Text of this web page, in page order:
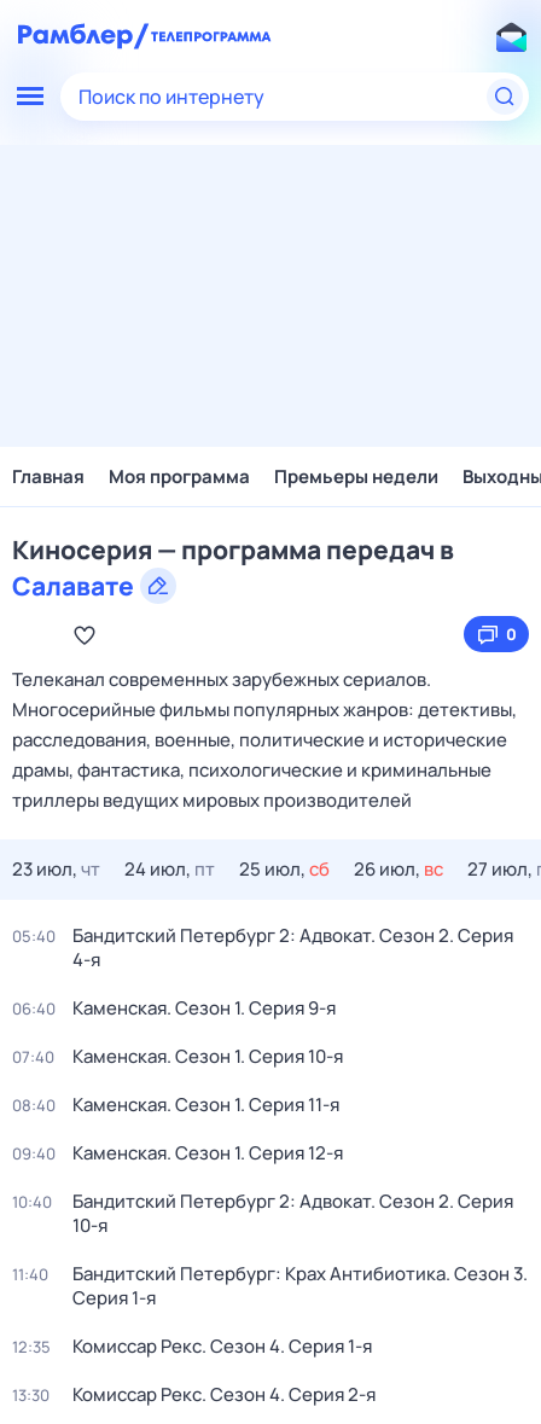
Поиск по интернету
Главная Моя программа Премьеры недели
Киносерия — программа передач в
Салавате
0
Телеканал современных зарубежных сериалов.
Многосерийные фильмы популярных жанров: детективы,
расследования, военные, политические и исторические
драмы, фантастика, психологические и криминальные
триллеры ведущих мировых производителей
23 июл,чт 24 июл, пт 25 июл,сб 26 июл, вс 27 июл,
05:40 Бандитский Петербург 2: Адвокат. Сезон 2. Серия
4-я
06:40 Каменская. Сезон 1. Серия 9-я
07:40 Каменская. Сезон 1. Серия 10-я
08:40 Каменская. Сезон 1. Серия 11-я
09:40 Каменская. Сезон 1. Серия 12-я
10:40 Бандитский Петербург 2: Адвокат. Сезон 2. Серия
10-я
11:40 Бандитский Петербург: Крах Антибиотика. Сезон 3.
Серия 1-я
12:35 Комиссар Рекс. Сезон 4. Серия 1-я
13:30 Комиссар Рекс. Сезон 4. Серия 2-я